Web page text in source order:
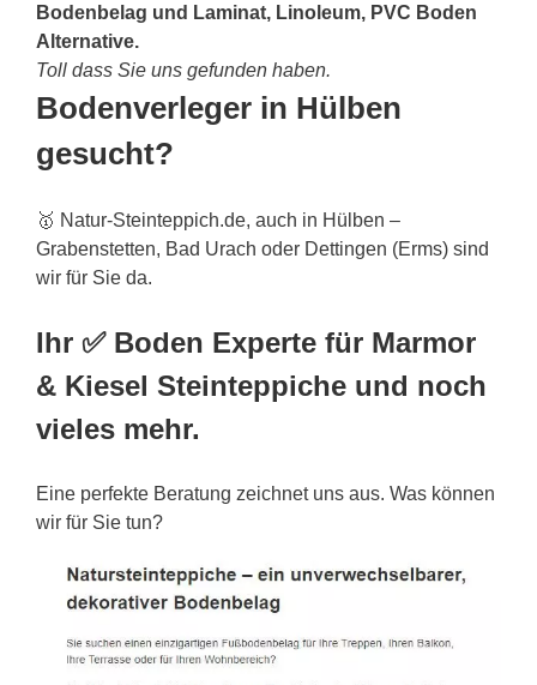
Bodenbelag und Laminat, Linoleum, PVC Boden
Alternative.
Toll dass Sie uns gefunden haben.
Bodenverleger in Hülben
gesucht?
🥇 Natur-Steinteppich.de, auch in Hülben –
Grabenstetten, Bad Urach oder Dettingen (Erms) sind
wir für Sie da.
Ihr ✅ Boden Experte für Marmor
& Kiesel Steinteppiche und noch
vieles mehr.
Eine perfekte Beratung zeichnet uns aus. Was können
wir für Sie tun?